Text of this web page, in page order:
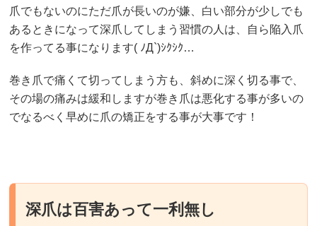
爪でもないのにただ爪が長いのが嫌、白い部分が少しでも
あるときになって深爪してしまう習慣の人は、自ら陥入爪
を作ってる事になります( ﾉД`)ｼｸｼｸ…
巻き爪で痛くて切ってしまう方も、斜めに深く切る事で、
その場の痛みは緩和しますが巻き爪は悪化する事が多いの
でなるべく早めに爪の矯正をする事が大事です！
深爪は百害あって一利無し